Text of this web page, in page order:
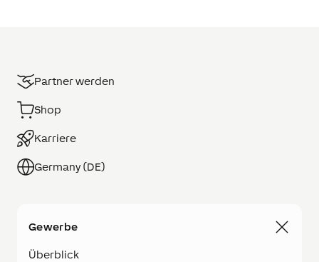
Partner werden
Shop
Karriere
Germany (DE)
Gewerbe
Überblick